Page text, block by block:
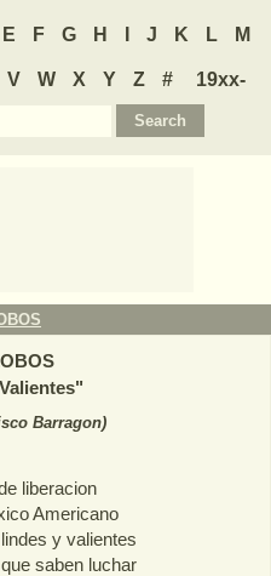
E F G H J K L M
V W X Y Z #
19xx-
"
Barragon)
liberacion
Americano
y valientes
saben luchar